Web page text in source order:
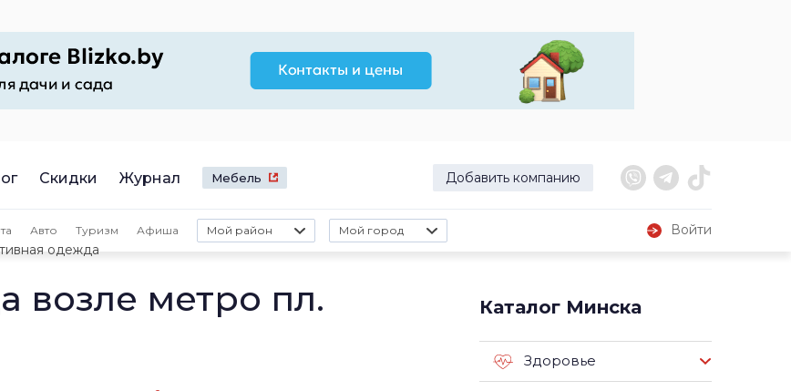
Скидки Журнал Мебель Добавить компанию
Авто Туризм Афиша Мой район Мой город
Войти
одежда
возле метро пл.
Каталог Минска
Здоровье